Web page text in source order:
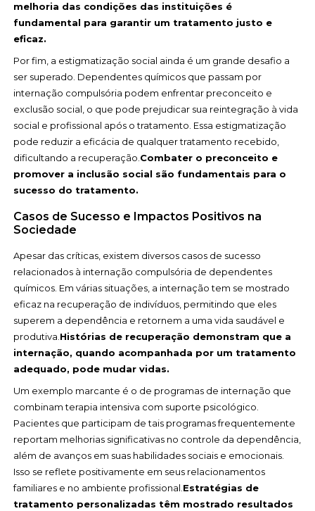
melhoria das condições das instituições é
fundamental para garantir um tratamento justo e
eficaz.
Por fim, a estigmatização social ainda é um grande desafio a
ser superado. Dependentes químicos que passam por
internação compulsória podem enfrentar preconceito e
exclusão social, o que pode prejudicar sua reintegração à vida
social e profissional após o tratamento. Essa estigmatização
pode reduzir a eficácia de qualquer tratamento recebido,
dificultando a recuperação. Combater o preconceito e
promover a inclusão social são fundamentais para o
sucesso do tratamento.
Casos de Sucesso e Impactos Positivos na
Sociedade
Apesar das críticas, existem diversos casos de sucesso
relacionados à internação compulsória de dependentes
químicos. Em várias situações, a internação tem se mostrado
eficaz na recuperação de indivíduos, permitindo que eles
superem a dependência e retornem a uma vida saudável e
produtiva. Histórias de recuperação demonstram que a
internação, quando acompanhada por um tratamento
adequado, pode mudar vidas.
Um exemplo marcante é o de programas de internação que
combinam terapia intensiva com suporte psicológico.
Pacientes que participam de tais programas frequentemente
reportam melhorias significativas no controle da dependência,
além de avanços em suas habilidades sociais e emocionais.
Isso se reflete positivamente em seus relacionamentos
familiares e no ambiente profissional. Estratégias de
tratamento personalizadas têm mostrado resultados